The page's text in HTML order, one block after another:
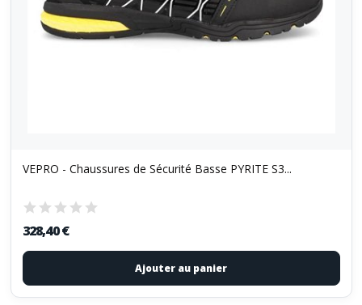
VEPRO - Chaussures de Sécurité Basse PYRITE S3...
328,40 €
Ajouter au panier